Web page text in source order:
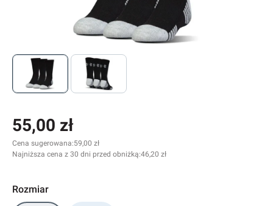
55,00 zł
Cena sugerowana:59,00 zł
Najniższa cena z 30 dni przed obniżką:46,20 zł
Rozmiar